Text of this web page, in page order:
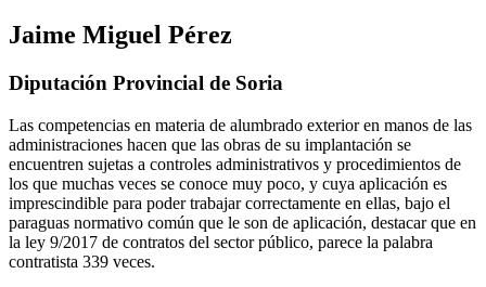
Jaime Miguel Pérez
Diputación Provincial de Soria
Las competencias en materia de alumbrado exterior en manos de las
administraciones hacen que las obras de su implantación se
encuentren sujetas a controles administrativos y procedimientos de
los que muchas veces se conoce muy poco, y cuya aplicación es
imprescindible para poder trabajar correctamente en ellas, bajo el
paraguas normativo común que le son de aplicación, destacar que en
la ley 9/2017 de contratos del sector público, parece la palabra
contratista 339 veces.